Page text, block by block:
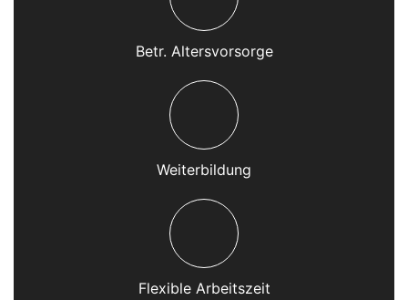
Betr. Altersvorsorge
Weiterbildung
Flexible Arbeitszeit